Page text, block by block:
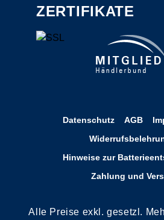
ZERTIFIKATE
Datenschutz AGB
Hinweise zur
Zahlung und
Alle Preise exkl. gesetzl.